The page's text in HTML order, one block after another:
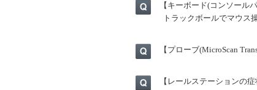
【キーボード(コンソール
トラックボールでマウス
【プローブ(MicroScan
【レールステーションの